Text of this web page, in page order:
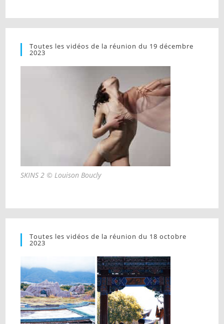
Toutes les vidéos de la réunion du 19 décembre
2023
SKINS 2 © Louison Boucly
Toutes les vidéos de la réunion du 18 octobre
2023